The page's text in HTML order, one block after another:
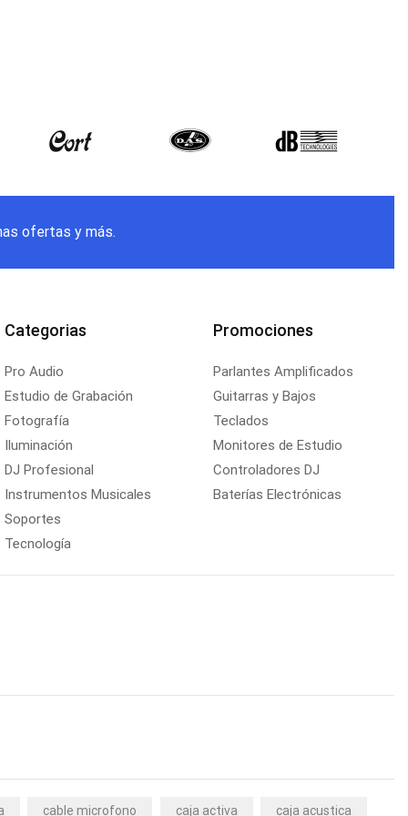
ofertas y más.
Categorias
Pro Audio
Estudio de Grabación
Fotografía
Iluminación
DJ Profesional
Instrumentos Musicales
Soportes
Tecnología
Promociones
Parlantes Amplificados
Guitarras y Bajos
Teclados
Monitores de Estudio
Controladores DJ
Baterías Electrónicas
cable microfono caja activa caja acustica